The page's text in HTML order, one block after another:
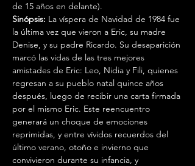
de 15 años en delante).
Sinópsis: La víspera de Navidad de 1984 fue
la última vez que vieron a Eric, su madre
Denise, y su padre Ricardo. Su desaparición
marcó las vidas de las tres mejores
amistades de Eric: Leo, Nidia y Fili, quienes
regresan a su pueblo natal quince años
después, luego de recibir una carta firmada
por el mismo Eric. Este reencuentro
generará un choque de emociones
reprimidas, y entre vívidos recuerdos del
último verano, otoño e invierno que
convivieron durante su infancia, y